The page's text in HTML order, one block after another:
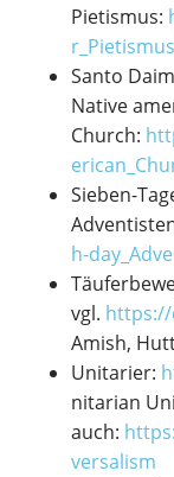
Pietismus:
r_Pietismus
Santo
Native
Church:
Sieben-
h-
vgl. https://
Amish,
Unitarier:
nitarian
auch:
versalism